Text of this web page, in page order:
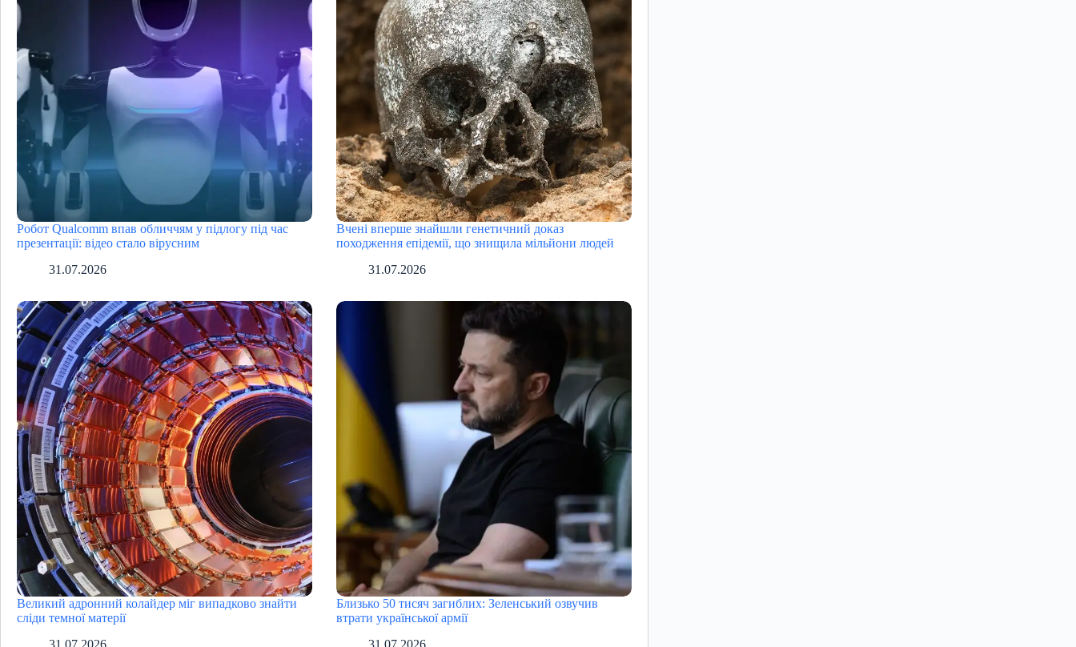
Робот Qualcomm впав обличчям у підлогу під час
презентації: відео стало вірусним
31.07.2026
Вчені вперше знайшли генетичний доказ
походження епідемії, що знищила мільйони людей
31.07.2026
Великий адронний колайдер міг випадково знайти
сліди темної матерії
31.07.2026
Близько 50 тисяч загиблих: Зеленський озвучив
втрати української армії
31.07.2026